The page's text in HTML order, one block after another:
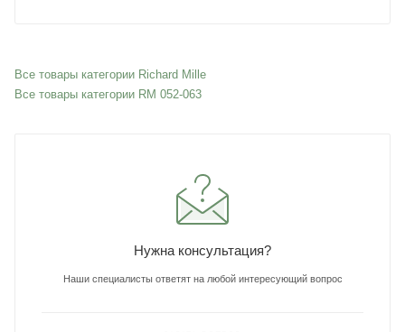
Все товары категории Richard Mille
Все товары категории RM 052-063
Нужна консультация?
Наши специалисты ответят на любой интересующий вопрос